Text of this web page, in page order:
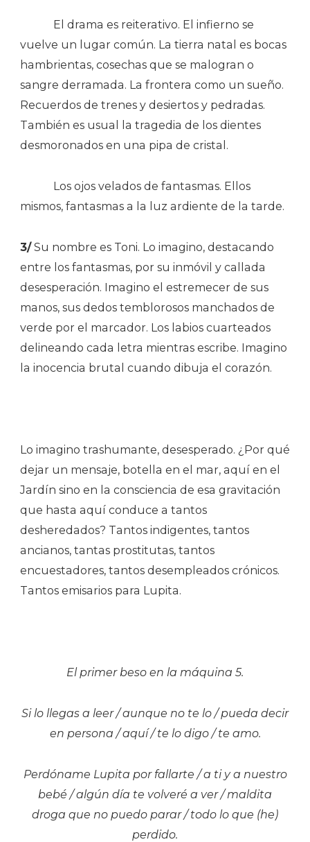
El drama es reiterativo. El infierno se
vuelve un lugar común. La tierra natal es bocas
hambrientas, cosechas que se malogran o
sangre derramada. La frontera como un sueño.
Recuerdos de trenes y desiertos y pedradas.
También es usual la tragedia de los dientes
desmoronados en una pipa de cristal.
Los ojos velados de fantasmas. Ellos
mismos, fantasmas a la luz ardiente de la tarde.
3/Su nombre es Toni. Lo imagino, destacando
entre los fantasmas, por su inmóvil y callada
desesperación. Imagino el estremecer de sus
manos, sus dedos temblorosos manchados de
verde por el marcador. Los labios cuarteados
delineando cada letra mientras escribe. Imagino
la inocencia brutal cuando dibuja el corazón.
Lo imagino trashumante, desesperado. ¿Por qué
dejar un mensaje, botella en el mar, aquí en el
Jardín sino en la consciencia de esa gravitación
que hasta aquí conduce a tantos
desheredados? Tantos indigentes, tantos
ancianos, tantas prostitutas, tantos
encuestadores, tantos desempleados crónicos.
Tantos emisarios para Lupita.
El primer beso en la máquina 5.
Si lo llegas a leer / aunque no te lo / pueda decir
en persona / aquí / te lo digo / te amo.
Perdóname Lupita por fallarte / a ti y a nuestro
bebé / algún día te volveré a ver / maldita
droga que no puedo parar / todo lo que (he)
perdido.